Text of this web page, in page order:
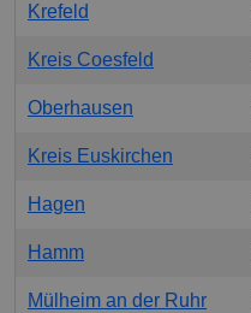
Krefeld
Kreis Coesfeld
Oberhausen
Kreis Euskirchen
Hagen
Hamm
Mülheim an der Ruhr